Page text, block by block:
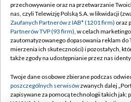
Abonament TVP
Emisja w TVP
Centrum informacji TVP
Naziemna Telewizja Cyfrowa
Rada Programowa
System NOS
Regulamin
Polityka
Moje
Pomoc
Kontakt
przechowywanie oraz na przetwarzanie
nas, czyli Telewizję Polską S.A. w likwidacji
Zaufanych Partnerów z IAB* (1201 firm) oraz
Partnerów TVP (93 firm), w celach
zautomatyzowanego dopasowania reklam do
mierzenia ich skuteczności) i pozostałych,
także zgody na udostępnianie przez nas
Twoje dane osobowe zbierane podczas
poszczególnych serwisówzwanych dalej
zapisywane za pomocą technologii takich jak: